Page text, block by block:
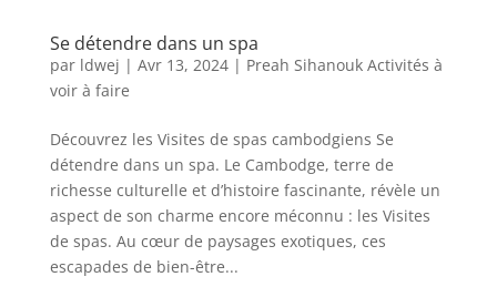
Se détendre dans un spa
par ldwej | Avr 13, 2024| Preah Sihanouk Activités à
voir à faire
Découvrez les Visites de spas cambodgiens Se
détendre dans un spa. Le Cambodge, terre de
richesse culturelle et d’histoire fascinante, révèle un
aspect de son charme encore méconnu : les Visites
de spas. Au cœur de paysages exotiques, ces
escapades de bien-être...